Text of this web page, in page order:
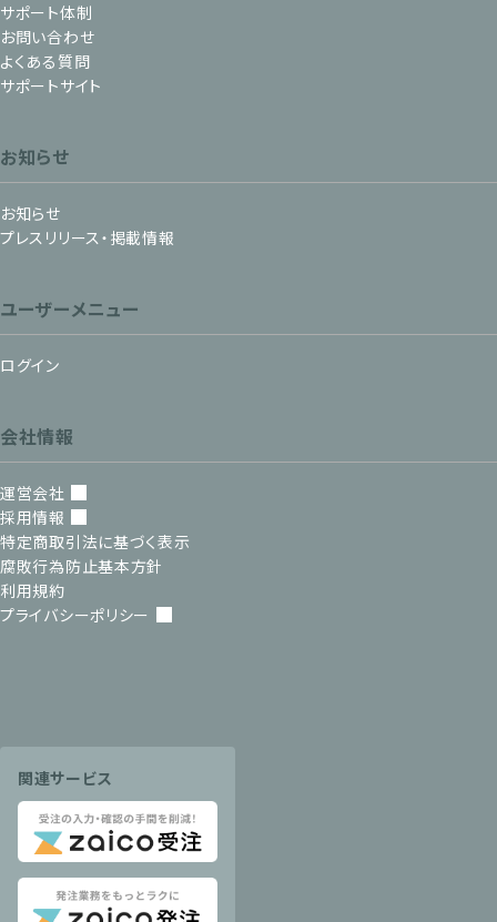
サポート体制
お問い合わせ
よくある質問
サポートサイト
お知らせ
お知らせ
プレスリリース・掲載情報
ユーザーメニュー
ログイン
会社情報
運営会社
採用情報
特定商取引法に基づく表示
腐敗行為防止基本方針
利用規約
プライバシーポリシー
関連サービス